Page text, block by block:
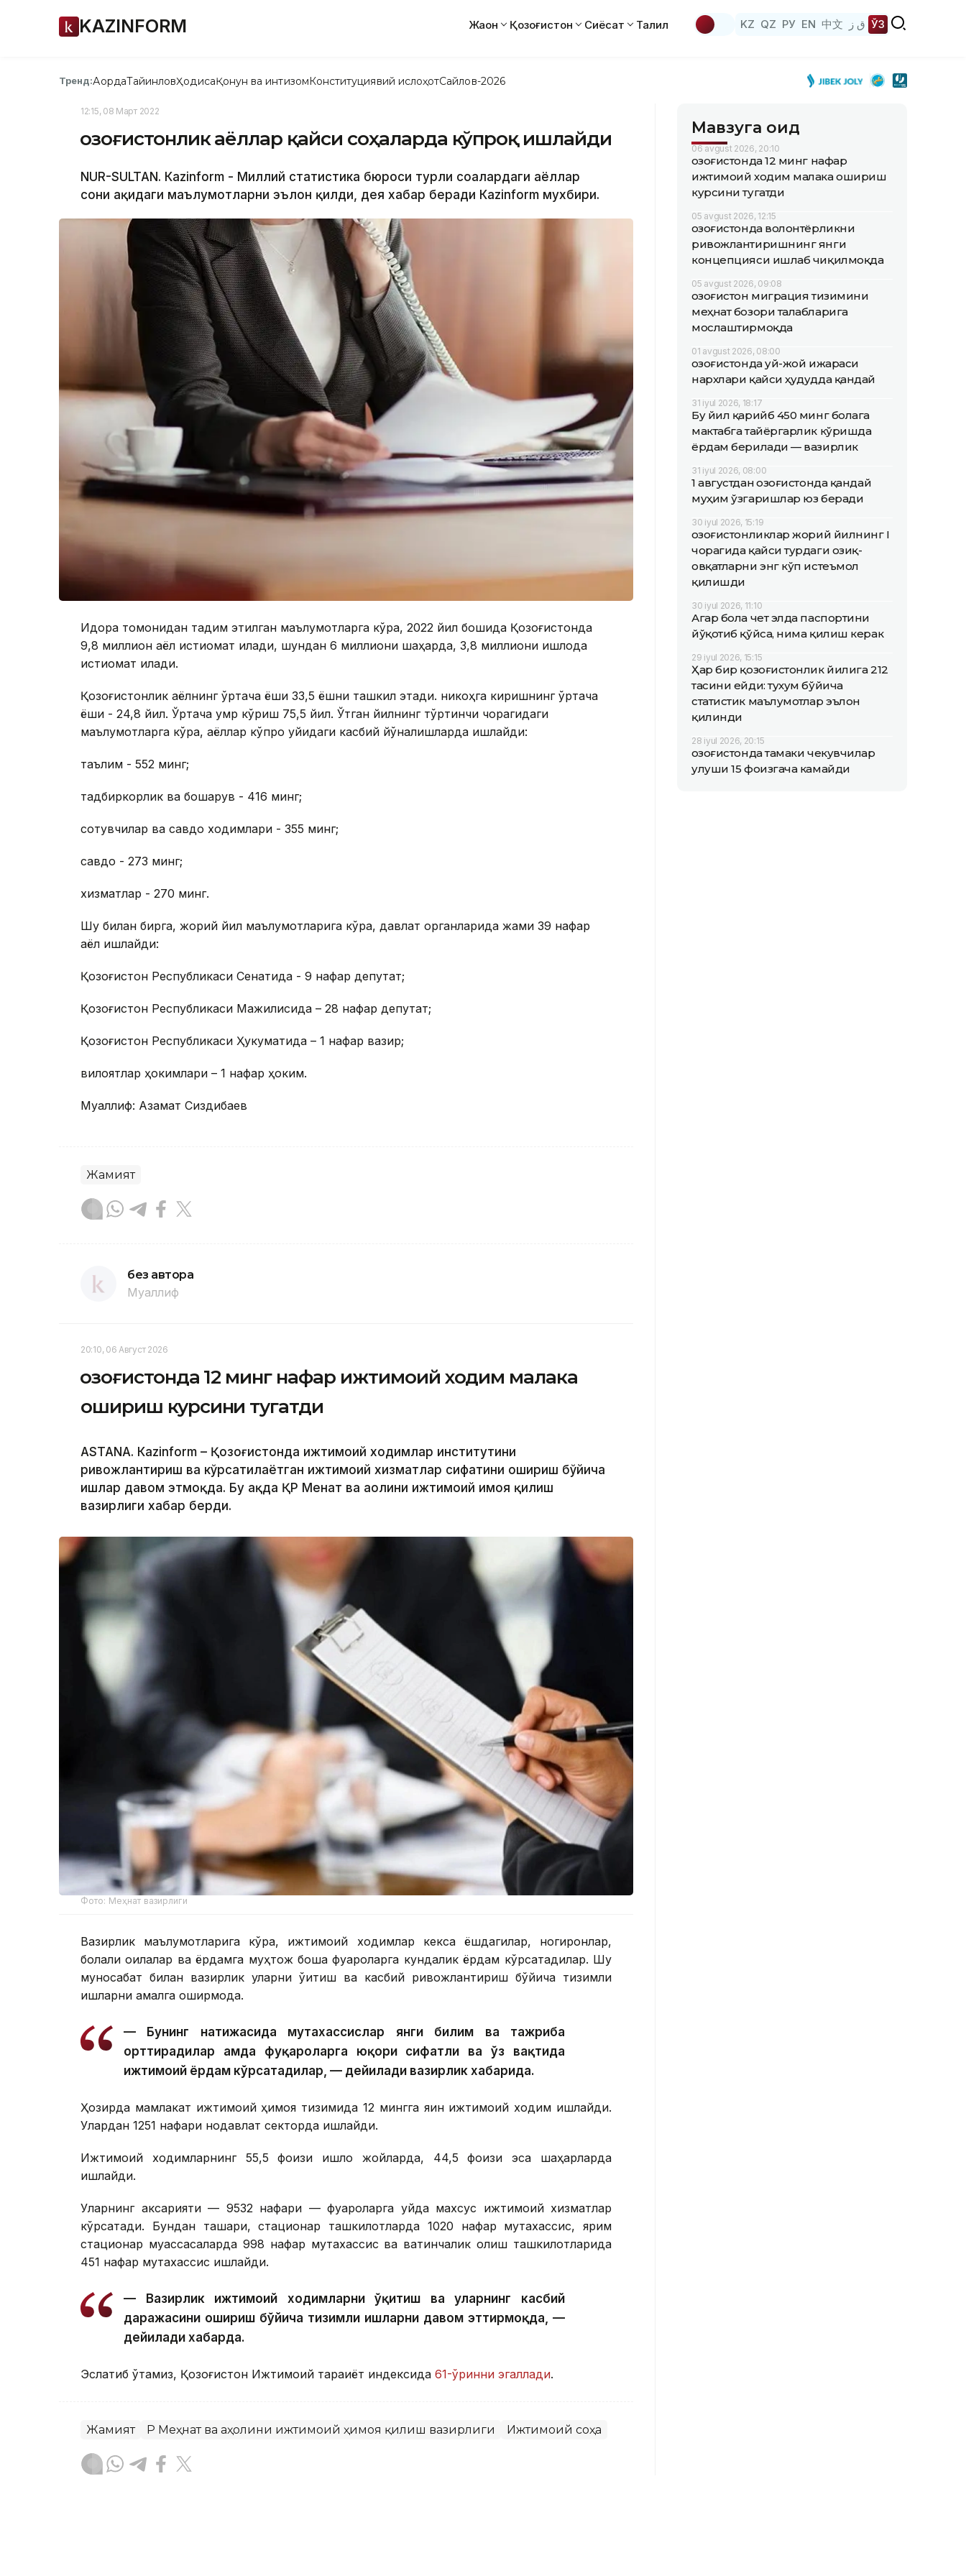
KAZINFORM Жаҳон Қозоғистон Сиёсат Таҳлил KZ QZ РУ EN 中文 ق ز ЎЗ
Тренд:АқордаТайинловҲодисаҚонун ва интизомКонституциявий ислоҳотСайлов-2026
12:15, 08 Март 2022
Қозоғистонлик аёллар қайси соҳаларда кўпроқ ишлайди
NUR-SULTAN. Кazinform - Миллий статистика бюроси турли соҳалардаги аёллар
сони ҳақидаги маълумотларни эълон қилди, дея хабар беради Кazinform мухбири.
Идора томонидан тақдим этилган маълумотларга кўра, 2022 йил бошида Қозоғистонда
9,8 миллион аёл истиқомат қилади, шундан 6 миллиони шаҳарда, 3,8 миллиони қишлоқда
истиқомат қилади.
Қозоғистонлик аёлнинг ўртача ёши 33,5 ёшни ташкил этади. никоҳга киришнинг ўртача
ёши - 24,8 йил. Ўртача умр кўриш 75,5 йил. Ўтган йилнинг тўртинчи чорагидаги
маълумотларга кўра, аёллар кўпроқ қуйидаги касбий йўналишларда ишлайди:
таълим - 552 минг;
тадбиркорлик ва бошқарув - 416 минг;
сотувчилар ва савдо ходимлари - 355 минг;
савдо - 273 минг;
хизматлар - 270 минг.
Шу билан бирга, жорий йил маълумотларига кўра, давлат органларида жами 39 нафар
аёл ишлайди:
Қозоғистон Республикаси Сенатида - 9 нафар депутат;
Қозоғистон Республикаси Мажилисида – 28 нафар депутат;
Қозоғистон Республикаси Ҳукуматида – 1 нафар вазир;
вилоятлар ҳокимлари – 1 нафар ҳоким.
Муаллиф: Азамат Сиздиқбаев
Жамият
без автора
Муаллиф
20:10, 06 Август 2026
Қозоғистонда 12 минг нафар ижтимоий ходим малака
ошириш курсини тугатди
ASTANА. Кazinform – Қозоғистонда ижтимоий ходимлар институтини
ривожлантириш ва кўрсатилаётган ижтимоий хизматлар сифатини ошириш бўйича
ишлар давом этмоқда. Бу ҳақда ҚР Меҳнат ва аҳолини ижтимоий ҳимоя қилиш
вазирлиги хабар берди.
Фото: Меҳнат вазирлиги
Вазирлик маълумотларига кўра, ижтимоий ходимлар кекса ёшдагилар, ногиронлар,
болали оилалар ва ёрдамга муҳтож бошқа фуқароларга кундалик ёрдам кўрсатадилар. Шу
муносабат билан вазирлик уларни ўқитиш ва касбий ривожлантириш бўйича тизимли
ишларни амалга оширмоқда.
— Бунинг натижасида мутахассислар янги билим ва тажриба
орттирадилар ҳамда фуқароларга юқори сифатли ва ўз вақтида
ижтимоий ёрдам кўрсатадилар, — дейилади вазирлик хабарида.
Ҳозирда мамлакат ижтимоий ҳимоя тизимида 12 мингга яқин ижтимоий ходим ишлайди.
Улардан 1251 нафари нодавлат секторда ишлайди.
Ижтимоий ходимларнинг 55,5 фоизи қишлоқ жойларда, 44,5 фоизи эса шаҳарларда
ишлайди.
Уларнинг аксарияти — 9532 нафари — фуқароларга уйда махсус ижтимоий хизматлар
кўрсатади. Бундан ташқари, стационар ташкилотларда 1020 нафар мутахассис, ярим
стационар муассасаларда 998 нафар мутахассис ва вақтинчалик қолиш ташкилотларида
451 нафар мутахассис ишлайди.
— Вазирлик ижтимоий ходимларни ўқитиш ва уларнинг касбий
даражасини ошириш бўйича тизимли ишларни давом эттирмоқда, —
дейилади хабарда.
Эслатиб ўтамиз, Қозоғистон Ижтимоий тараққиёт индексида 61-ўринни эгаллади.
Жамият ҚР Меҳнат ва аҳолини ижтимоий ҳимоя қилиш вазирлиги Ижтимоий соҳа
Мавзуга оид
06 avgust 2026, 20:10
Қозоғистонда 12 минг нафар
ижтимоий ходим малака ошириш
курсини тугатди
05 avgust 2026, 12:15
Қозоғистонда волонтёрликни
ривожлантиришнинг янги
концепцияси ишлаб чиқилмоқда
05 avgust 2026, 09:08
Қозоғистон миграция тизимини
меҳнат бозори талабларига
мослаштирмоқда
01 avgust 2026, 08:00
Қозоғистонда уй-жой ижараси
нархлари қайси ҳудудда қандай
31 iyul 2026, 18:17
Бу йил қарийб 450 минг болага
мактабга тайёргарлик кўришда
ёрдам берилади — вазирлик
31 iyul 2026, 08:00
1 августдан Қозоғистонда қандай
муҳим ўзгаришлар юз беради
30 iyul 2026, 15:19
Қозоғистонликлар жорий йилнинг I
чорагида қайси турдаги озиқ-
овқатларни энг кўп истеъмол
қилишди
30 iyul 2026, 11:10
Агар бола чет элда паспортини
йўқотиб қўйса, нима қилиш керак
29 iyul 2026, 15:15
Ҳар бир қозоғистонлик йилига 212
тасини ейди: тухум бўйича
статистик маълумотлар эълон
қилинди
28 iyul 2026, 20:15
Қозоғистонда тамаки чекувчилар
улуши 15 фоизгача камайди